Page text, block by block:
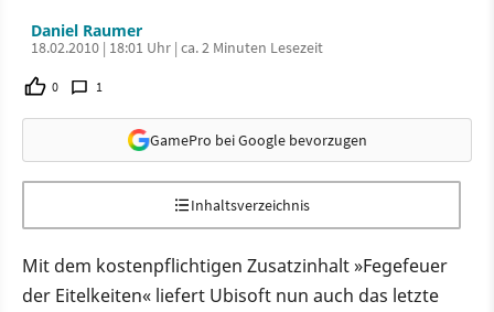
Daniel Raumer
18.02.2010 | 18:01 Uhr | ca. 2 Minuten Lesezeit
0 1
GamePro bei Google bevorzugen
Inhaltsverzeichnis
Mit dem kostenpflichtigen Zusatzinhalt »Fegefeuer
der Eitelkeiten« liefert Ubisoft nun auch das letzte